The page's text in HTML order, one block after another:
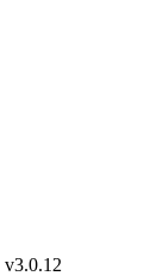
v3.0.12